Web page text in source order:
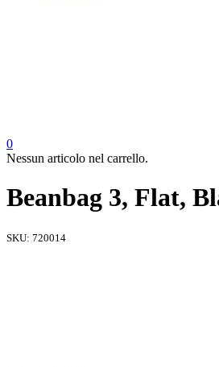
0
Nessun articolo nel carrello.
Beanbag 3, Flat,
SKU: 720014